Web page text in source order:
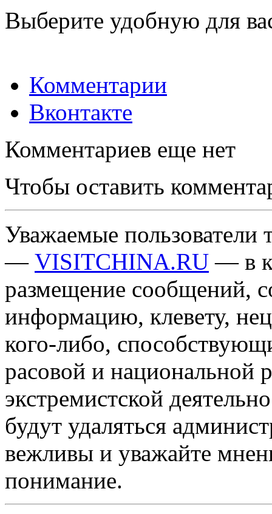
Выберите удобную для
Комментарии
Вконтакте
Комментариев еще нет
Чтобы оставить
Уважаемые пользователи
— VISITCHINA.RU — в
размещение сообщений,
информацию, клевету,
кого-либо,
расовой и национальной
экстремистской
будут удаляться
вежливы и уважайте
понимание.